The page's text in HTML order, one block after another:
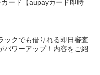
ード【aupayカード即時
ックでも借りれる即日審査
パワーアップ！内容をご紹